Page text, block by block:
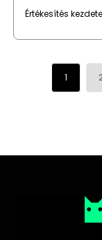
Értékesítés kezdete
1